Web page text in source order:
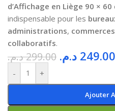
d’Affichage en Liège 90 × 60
indispensable pour les
administrations, commerces
collaboratifs.
299.00د.م. 249.00 د.م.
- +
Ajouter